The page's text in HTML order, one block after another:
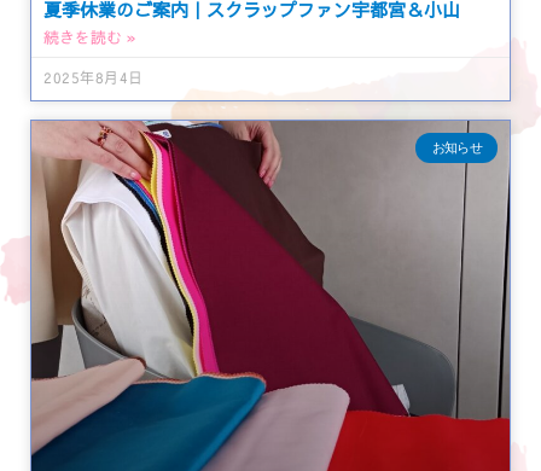
夏季休業のご案内｜スクラップファン宇都宮＆小山
続きを読む »
2025年8月4日
お知らせ